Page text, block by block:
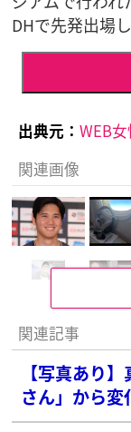
DHで先発出場
出典元： WEB
関連画像
関連記事
【写真あり
さん」から変